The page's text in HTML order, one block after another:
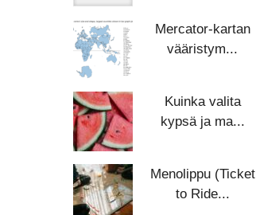
Mercator-kartan
vääristym...
Kuinka valita
kypsä ja ma...
Menolippu (Ticket
to Ride...